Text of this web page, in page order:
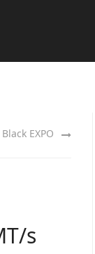
EXPO
s